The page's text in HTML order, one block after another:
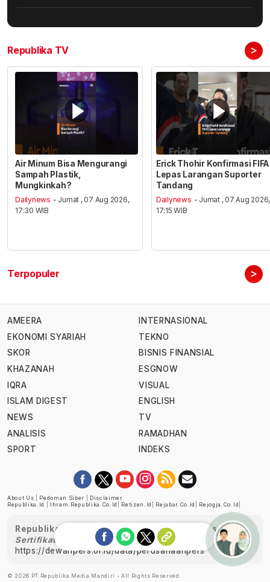
Republika TV >
Air Minum Bisa Mengurangi
Sampah Plastik,
Mungkinkah?
Dailynews - Jumat , 07 Aug 2026,
17:30 WIB
Erick Thohir Konfirmasi FIFA
Lepas Larangan Suporter
Tandang
Dailynews - Jumat , 07 Aug 2026,
17:15 WIB
Terpopuler >
AMEERA
EKONOMI SYARIAH
SKOR
KHAZANAH
IQRA
ISLAM DIGEST
NEWS
ANALISIS
SPORT
INTERNASIONAL
TEKNO
BISNIS FINANSIAL
ESGNOW
VISUAL
ENGLISH
TV
RAMADHAN
INDEKS
About Us Pedoman Siber
Disclaimer
Republika.id
Ihram.republika.co.id Retizen.id Rejabar.co.id Rejogja.co.id
Republika telah diverifikasi oleh Dewan Pers
Sertifikat Nomor 1058/DP-Verifikasi/K/XII/2022
https://dewanpers.or.id/data/perusahaanpers
© 2026 PT Republika Media Mandiri - All Rights Reserved.
Ask me!